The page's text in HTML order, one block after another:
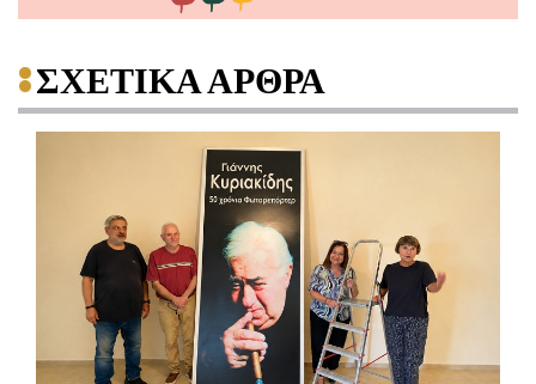
ΣΧΕΤΙΚΑ ΑΡΘΡΑ